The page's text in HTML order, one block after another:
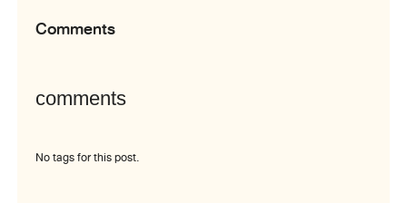
Comments
comments
No tags for this post.